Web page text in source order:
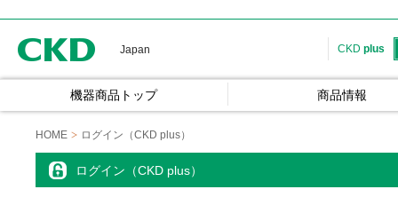
Japan CKD plus
機器商品トップ 商品情報
HOME ログイン（CKD plus）
ログイン（CKD plus）